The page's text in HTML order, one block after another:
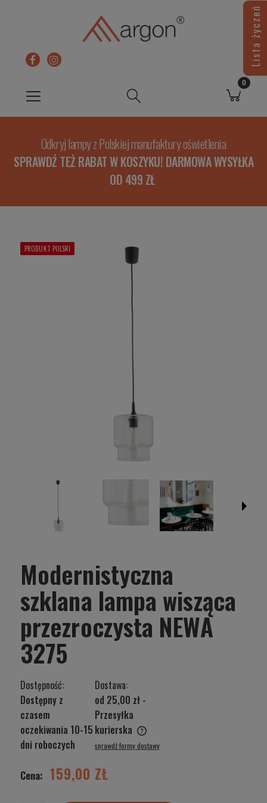
Odkryj lampy z Polskiej manufaktury oświetlenia
SPRAWDŹ TEŻ RABAT W KOSZYKU! DARMOWA WYSYŁKA
OD 499 ZŁ
PRODUKT POLSKI
Modernistyczna
szklana lampa wisząca
przezroczysta NEWA
3275
Dostępność:
Dostępny z
czasem
oczekiwania 10-15
dni roboczych
Dostawa:
od 25,00 zł -
Przesyłka
kurierska
Cena nie zawiera ewentualnych kosztów płatności
sprawdź formy dostawy
Cena: 159,00 ZŁ
Lista życzeń